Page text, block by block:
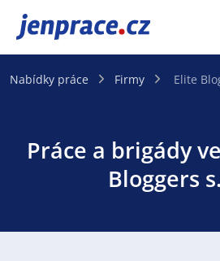
JenPráce.cz
Nabídky práce Firmy Elite
Práce a brigády
Bloggers